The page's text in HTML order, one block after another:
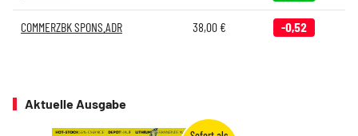
COMMERZBK SPONS.ADR 38,00€ -0,52
Aktuelle Ausgabe